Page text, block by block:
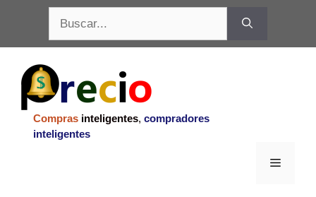
contenido
Compras inteligentes, compradores
inteligentes
Menu